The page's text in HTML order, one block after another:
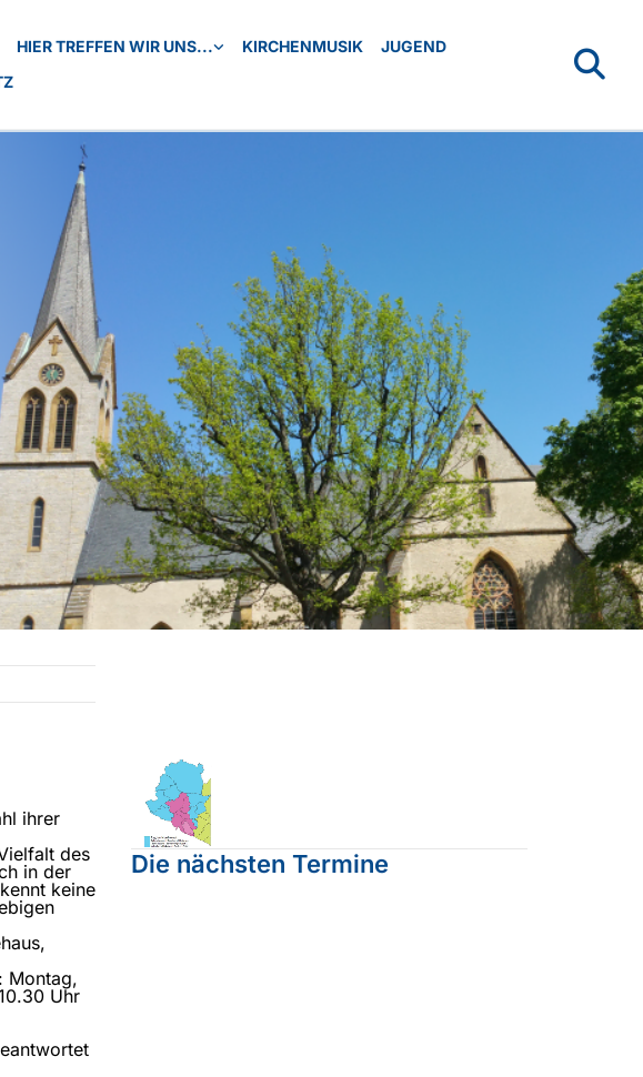
HIER TREFFEN WIR UNS... KIRCHENMUSIK
JUGEND
ihrer
des
in der
keine
Montag,
Uhr
Die nächsten Termine